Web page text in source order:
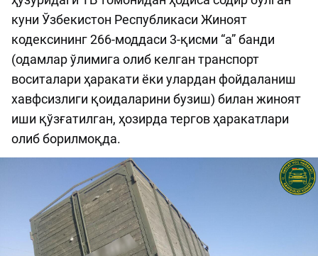
куни Ўзбекистон Республикаси Жиноят
кодексининг 266-моддаси 3-қисми “а” банди
(одамлар ўлимига олиб келган транспорт
воситалари ҳаракати ёки улардан фойдаланиш
хавфсизлиги қоидаларини бузиш) билан жиноят
иши қўзғатилган, ҳозирда тергов ҳаракатлари
олиб борилмоқда.